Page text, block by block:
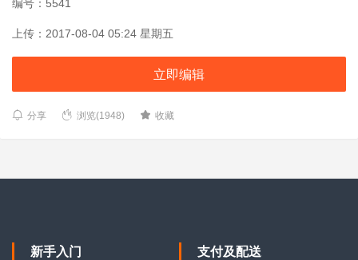
编号：5541
上传：2017-08-04 05:24 星期五
立即编辑
分享 浏览(1948) 收藏
新手入门 支付及配送